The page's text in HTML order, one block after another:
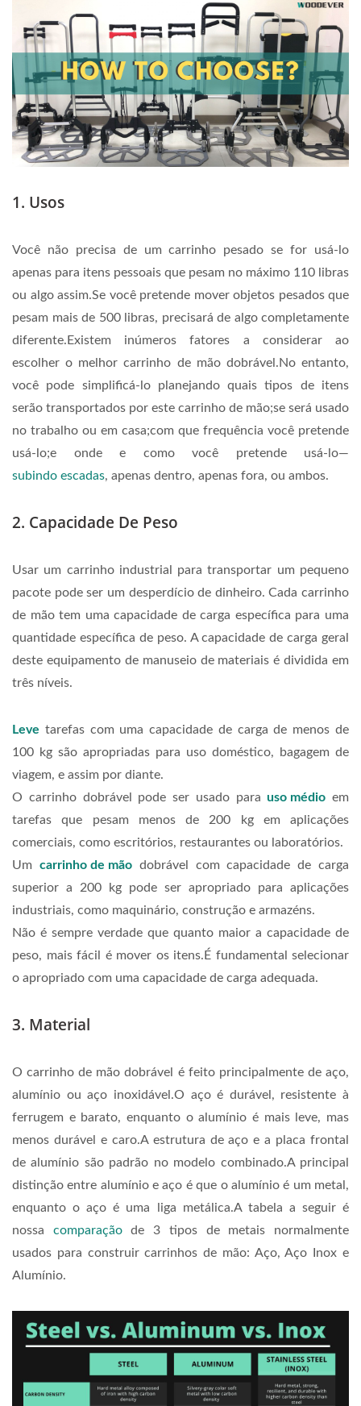
1. Usos
Você não precisa de um carrinho pesado se for usá-lo
apenas para itens pessoais que pesam no máximo 110 libras
ou algo assim.Se você pretende mover objetos pesados que
pesam mais de 500 libras, precisará de algo completamente
diferente.Existem inúmeros fatores a considerar ao
escolher o melhor carrinho de mão dobrável.No entanto,
você pode simplificá-lo planejando quais tipos de itens
serão transportados por este carrinho de mão;se será usado
no trabalho ou em casa;com que frequência você pretende
usá-lo;e onde e como você pretende usá-lo—
subindo escadas, apenas dentro, apenas fora, ou ambos.
2. Capacidade De Peso
Usar um carrinho industrial para transportar um pequeno
pacote pode ser um desperdício de dinheiro. Cada carrinho
de mão tem uma capacidade de carga específica para uma
quantidade específica de peso. A capacidade de carga geral
deste equipamento de manuseio de materiais é dividida em
três níveis.
Leve tarefas com uma capacidade de carga de menos de
100 kg são apropriadas para uso doméstico, bagagem de
viagem, e assim por diante.
O carrinho dobrável pode ser usado parauso médio em
tarefas que pesam menos de 200 kg em aplicações
comerciais, como escritórios, restaurantes ou laboratórios.
Um carrinho de mãodobrável com capacidade de carga
superior a 200 kg pode ser apropriado para aplicações
industriais, como maquinário, construção e armazéns.
Não é sempre verdade que quanto maior a capacidade de
peso, mais fácil é mover os itens.É fundamental selecionar
o apropriado com uma capacidade de carga adequada.
3. Material
O carrinho de mão dobrável é feito principalmente de aço,
alumínio ou aço inoxidável.O aço é durável, resistente à
ferrugem e barato, enquanto o alumínio é mais leve, mas
menos durável e caro.A estrutura de aço e a placa frontal
de alumínio são padrão no modelo combinado.A principal
distinção entre alumínio e aço é que o alumínio é um metal,
enquanto o aço é uma liga metálica.A tabela a seguir é
nossa comparaçãode 3 tipos de metais normalmente
usados para construir carrinhos de mão: Aço, Aço Inox e
Alumínio.